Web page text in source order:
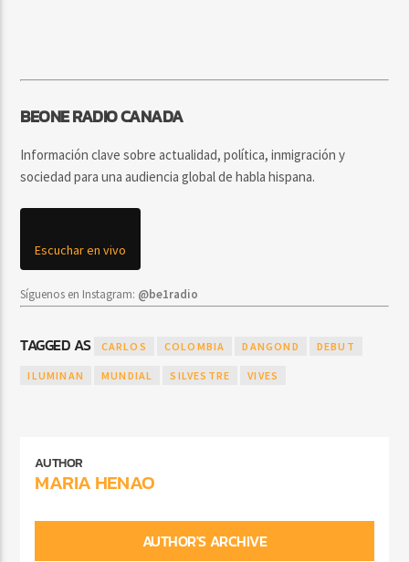
BEONE RADIO CANADA
Información clave sobre actualidad, política, inmigración y
sociedad para una audiencia global de habla hispana.
Escuchar en vivo
Síguenos en Instagram: @be1radio
TAGGED AS CARLOS COLOMBIA DANGOND DEBUT
ILUMINAN MUNDIAL SILVESTRE VIVES
AUTHOR
MARIA HENAO
AUTHOR'S ARCHIVE